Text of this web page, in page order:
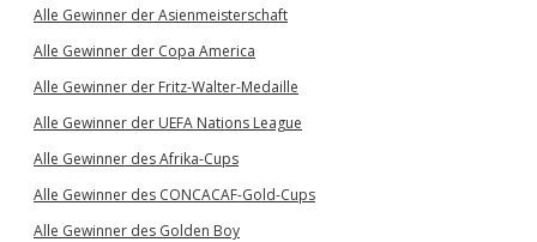
Alle Gewinner der Asienmeisterschaft
Alle Gewinner der Copa America
Alle Gewinner der Fritz-Walter-Medaille
Alle Gewinner der UEFA Nations League
Alle Gewinner des Afrika-Cups
Alle Gewinner des CONCACAF-Gold-Cups
Alle Gewinner des Golden Boy